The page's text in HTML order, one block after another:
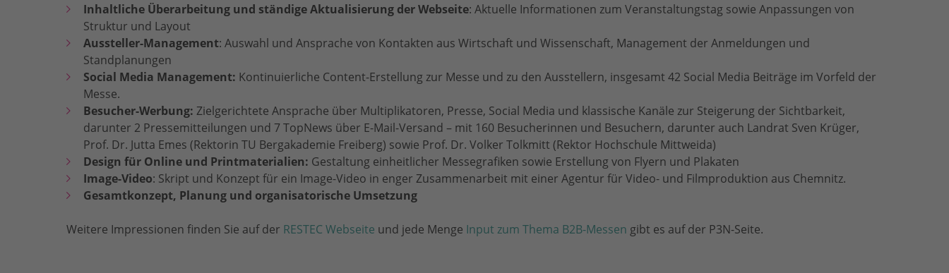
Inhaltliche Überarbeitung und ständige Aktualisierung der Webseite: Aktuelle Informationen zum Veranstaltungstag sowie Anpassungen von
Struktur und Layout
Aussteller-Management: Auswahl und Ansprache von Kontakten aus Wirtschaft und Wissenschaft, Management der Anmeldungen und
Standplanungen
Social Media Management: Kontinuierliche Content-Erstellung zur Messe und zu den Ausstellern, insgesamt 42 Social Media Beiträge im Vorfeld der
Messe.
Besucher-Werbung: Zielgerichtete Ansprache über Multiplikatoren, Presse, Social Media und klassische Kanäle zur Steigerung der Sichtbarkeit,
darunter 2 Pressemitteilungen und 7 TopNews über E-Mail-Versand – mit 160 Besucherinnen und Besuchern, darunter auch Landrat Sven Krüger,
Prof. Dr. Jutta Emes (Rektorin TU Bergakademie Freiberg) sowie Prof. Dr. Volker Tolkmitt (Rektor Hochschule Mittweida)
Design für Online und Printmaterialien: Gestaltung einheitlicher Messegrafiken sowie Erstellung von Flyern und Plakaten
Image-Video: Skript und Konzept für ein Image-Video in enger Zusammenarbeit mit einer Agentur für Video- und Filmproduktion aus Chemnitz.
Gesamtkonzept, Planung und organisatorische Umsetzung
Weitere Impressionen finden Sie auf der RESTEC Webseite und jede Menge Input zum Thema B2B-Messen gibt es auf der P3N-Seite.